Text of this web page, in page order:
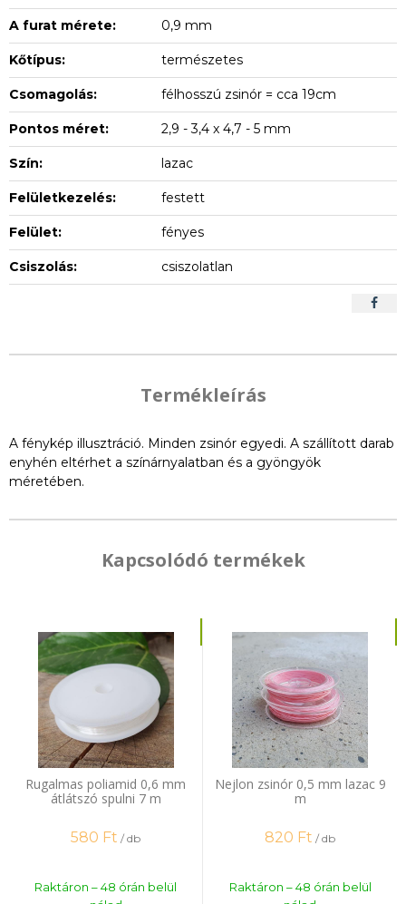
A furat mérete: 0,9 mm
Kőtípus: természetes
Csomagolás: félhosszú zsinór = cca 19cm
Pontos méret: 2,9 - 3,4 x 4,7 - 5 mm
Szín: lazac
Felületkezelés: festett
Felület: fényes
Csiszolás: csiszolatlan
Termékleírás
A fénykép illusztráció. Minden zsinór egyedi. A szállított darab
enyhén eltérhet a színárnyalatban és a gyöngyök
méretében.
Kapcsolódó termékek
Rugalmas poliamid 0,6 mm
átlátszó spulni 7 m
580 Ft / db
Raktáron – 48 órán belül
Nejlon zsinór 0,5 mm lazac 9
m
820 Ft / db
Raktáron – 48 órán belül